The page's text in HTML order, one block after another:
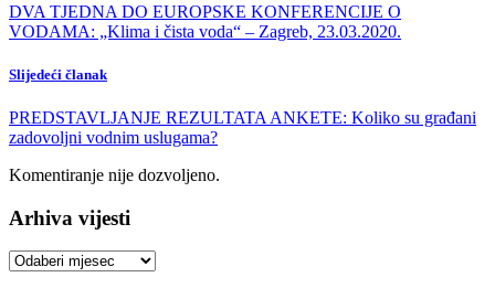
DVA TJEDNA DO EUROPSKE KONFERENCIJE O
VODAMA: „Klima i čista voda“ – Zagreb, 23.03.2020.
Slijedeći članak
PREDSTAVLJANJE REZULTATA ANKETE: Koliko su građani
zadovoljni vodnim uslugama?
Komentiranje nije dozvoljeno.
Arhiva vijesti
Arhiva